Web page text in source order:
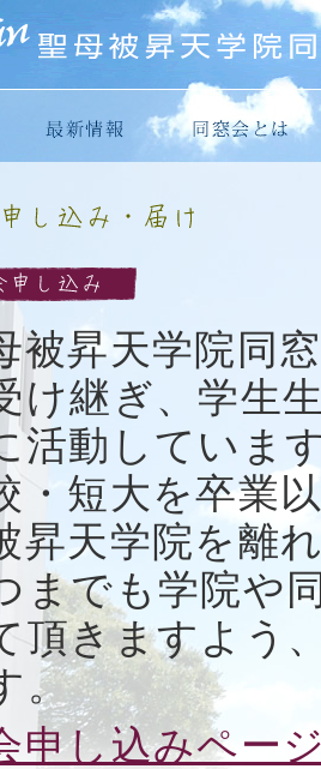
被昇天学院同
け継ぎ、学生
活動していま
・短大を卒業
昇天学院を離
までも学院や
頂きますよう
。
申し込みペー